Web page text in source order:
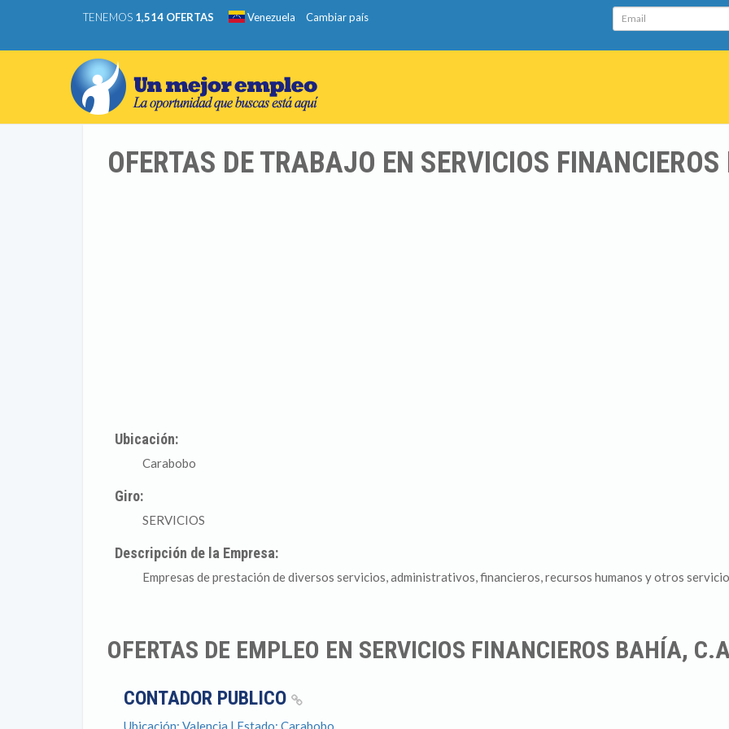
TENEMOS 1,514 OFERTAS Venezuela Cambiar país Email
OFERTAS DE TRABAJO EN SERVICIOS
Ubicación:
Carabobo
Giro:
SERVICIOS
Descripción de la Empresa:
Empresas de prestación de diversos servicios, administrativos, financieros, recursos humanos y otros
OFERTAS DE EMPLEO EN SERVICIOS FINANCIEROS BAHÍA,
CONTADOR PUBLICO
Ubicación: Valencia | Estado: Carabobo